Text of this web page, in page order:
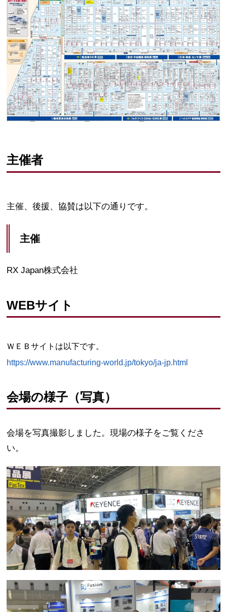
主催者
主催、後援、協賛は以下の通りです。
主催
RX Japan株式会社
WEBサイト
ＷＥＢサイトは以下です。
https://www.manufacturing-world.jp/tokyo/ja-jp.html
会場の様子（写真）
会場を写真撮影しました。現場の様子をご覧くださ
い。